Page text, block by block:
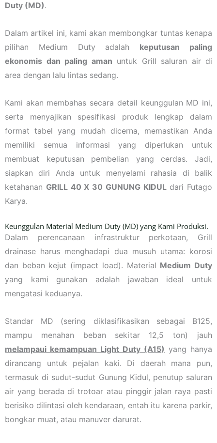
Duty (MD).
Dalam artikel ini, kami akan membongkar tuntas kenapa
pilihan Medium Duty adalah keputusan paling
ekonomis dan paling aman untuk Grill saluran air di
area dengan lalu lintas sedang.
Kami akan membahas secara detail keunggulan MD ini,
serta menyajikan spesifikasi produk lengkap dalam
format tabel yang mudah dicerna, memastikan Anda
memiliki semua informasi yang diperlukan untuk
membuat keputusan pembelian yang cerdas. Jadi,
siapkan diri Anda untuk menyelami rahasia di balik
ketahanan GRILL 40 X 30 GUNUNG KIDULdari Futago
Karya.
Keunggulan Material Medium Duty (MD) yang Kami Produksi.
Dalam perencanaan infrastruktur perkotaan, Grill
drainase harus menghadapi dua musuh utama: korosi
dan beban kejut (impact load). Material Medium Duty
yang kami gunakan adalah jawaban ideal untuk
mengatasi keduanya.
Standar MD (sering diklasifikasikan sebagai B125,
mampu menahan beban sekitar 12,5 ton) jauh
melampaui kemampuan Light Duty (A15) yang hanya
dirancang untuk pejalan kaki. Di daerah mana pun,
termasuk di sudut-sudut Gunung Kidul, penutup saluran
air yang berada di trotoar atau pinggir jalan raya pasti
berisiko dilintasi oleh kendaraan, entah itu karena parkir,
bongkar muat, atau manuver darurat.